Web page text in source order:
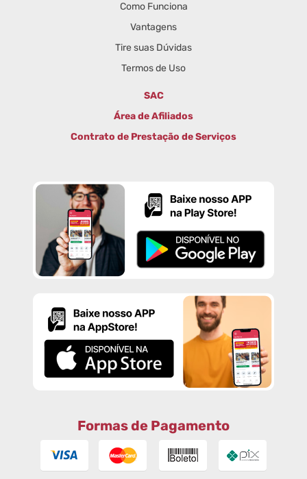
Como Funciona
Vantagens
Tire suas Dúvidas
Termos de Uso
SAC
Área de Afiliados
Contrato de Prestação de Serviços
Formas de Pagamento